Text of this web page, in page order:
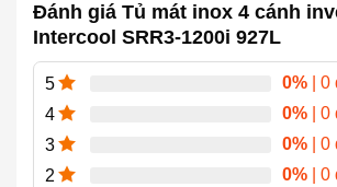
Đánh giá Tủ mát inox 4 cánh
Intercool SRR3-1200i 927L
5 0% |
4
0% |
3
0% |
2
0% |